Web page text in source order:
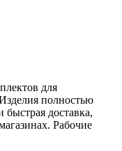
для
полностью
быстрая доставка,
Рабочие